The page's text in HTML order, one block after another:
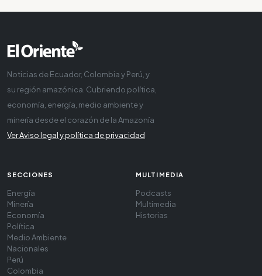
Noticias de Ecuador, Colombia y Perú, y
su región amazónica. Cubriendo política,
economía, energía, medio ambiente y
minería desde el corazón de la Amazonía
Ver Aviso legal y política de privacidad
SECCIONES
Energía
Minería
Economía
Política
Medio Ambiente
Nacionales
Perú
Colombia
MULTIMEDIA
Podcasts
Multimedia
Historias